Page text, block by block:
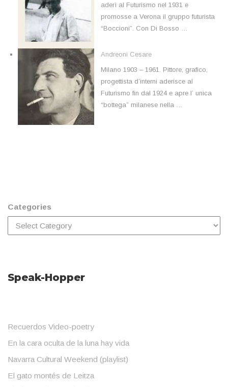
aderì al Futurismo nel 1931 e
promosse a Verona il gruppo futurista
“Boccioni”. Con Di Bosso …
Andreoni Cesare
Milano 1903 – 1961. Pittore, grafico,
progettista d’interni aderisce al
Futurismo fin dal 1924 e apre l’ unica
“bottega” milanese nella …
Categories
Speak-Hopper
Recuerdos Video-poetry
En la cara oculta de la luna hay vida
Navarra Cultural Weekend (playlist)
El gato montés de Leitza